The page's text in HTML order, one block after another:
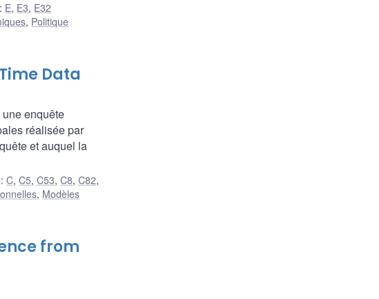
: E, E3, E32
, Politique
Data
une enquête
réalisée par
et auquel la
:C,C5,C53,C8,C82,
, Modèles
from